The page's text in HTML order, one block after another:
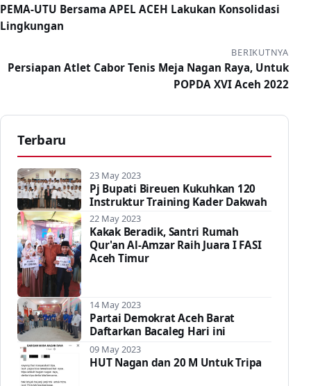
PEMA-UTU Bersama APEL ACEH Lakukan Konsolidasi
Lingkungan
BERIKUTNYA
Persiapan Atlet Cabor Tenis Meja Nagan Raya, Untuk
POPDA XVI Aceh 2022
Terbaru
23 May 2023
Pj Bupati Bireuen Kukuhkan 120
Instruktur Training Kader Dakwah
22 May 2023
Kakak Beradik, Santri Rumah
Qur'an Al-Amzar Raih Juara I FASI
Aceh Timur
14 May 2023
Partai Demokrat Aceh Barat
Daftarkan Bacaleg Hari ini
09 May 2023
HUT Nagan dan 20 M Untuk Tripa